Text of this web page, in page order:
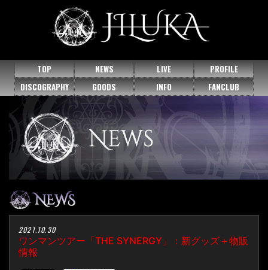
TOP NEWS LIVE
PROFILE
DISCOGRAPHY
GOODS INFO FANCLUB
2021.10.30
ワンマンツアー「THE SYNERGY」：新グッズ＋物販
情報